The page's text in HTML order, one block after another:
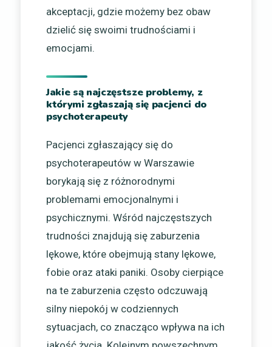
akceptacji, gdzie możemy bez obaw
dzielić się swoimi trudnościami i
emocjami.
Jakie są najczęstsze problemy, z
którymi zgłaszają się pacjenci do
psychoterapeuty
Pacjenci zgłaszający się do
psychoterapeutów w Warszawie
borykają się z różnorodnymi
problemami emocjonalnymi i
psychicznymi. Wśród najczęstszych
trudności znajdują się zaburzenia
lękowe, które obejmują stany lękowe,
fobie oraz ataki paniki. Osoby cierpiące
na te zaburzenia często odczuwają
silny niepokój w codziennych
sytuacjach, co znacząco wpływa na ich